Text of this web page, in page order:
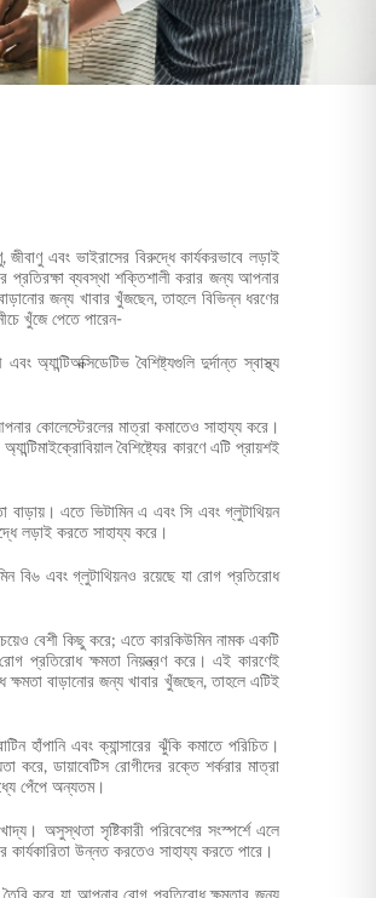
এবং ভাইরাসের বিরুদ্ধে কার্যকরভাবে লড়াই
প্রতিরক্ষা ব্যবস্থা শক্তিশালী করার জন্য আপনার
জন্য খাবার খুঁজছেন, তাহলে বিভিন্ন ধরণের
খুঁজে পেতে পারেন-
বৈশিষ্ট্যগুলি দুর্দান্ত স্বাস্থ্য
কোলেস্টেরলের মাত্রা কমাতেও সাহায্য করে।
বৈশিষ্ট্যের কারণে এটি প্রায়শই
এতে ভিটামিন এ এবং সি এবং গ্লুটাথিয়ন
লড়াই করতে সাহায্য করে।
বি৬ এবং গ্লুটাথিয়নও রয়েছে যা রোগ প্রতিরোধ
বেশী কিছু করে; এতে কারকিউমিন নামক একটি
প্রতিরোধ ক্ষমতা নিয়ন্ত্রণ করে। এই কারণেই
বাড়ানোর জন্য খাবার খুঁজছেন, তাহলে এটিই
হাঁপানি এবং ক্যান্সারের ঝুঁকি কমাতে পরিচিত।
করে, ডায়াবেটিস রোগীদের রক্তে শর্করার মাত্রা
পেঁপে অন্যতম।
অসুস্থতা সৃষ্টিকারী পরিবেশের সংস্পর্শে এলে
কার্যকারিতা উন্নত করতেও সাহায্য করতে পারে।